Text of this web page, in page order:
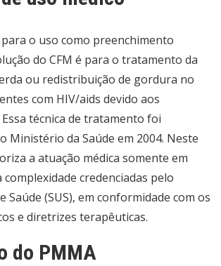
para o uso como preenchimento
do CFM é para o tratamento da
ou redistribuição de gordura no
com HIV/aids devido aos
técnica de tratamento foi
Ministério da Saúde em 2004. Neste
a atuação médica somente em
complexidade credenciadas pelo
Saúde (SUS), em conformidade com os
e diretrizes terapêuticas.
do PMMA